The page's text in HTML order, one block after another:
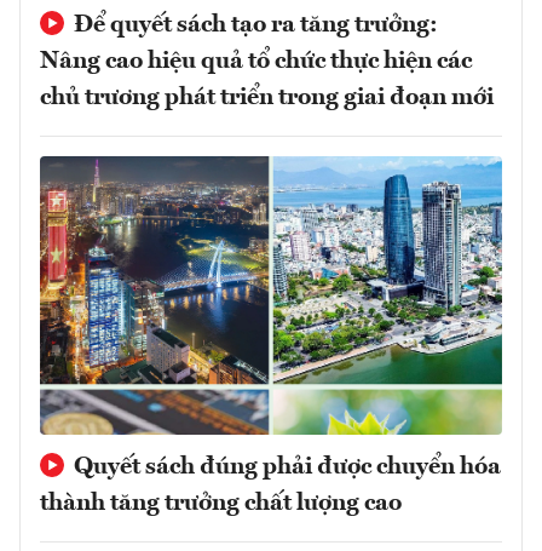
Để quyết sách tạo ra tăng trưởng:
Nâng cao hiệu quả tổ chức thực hiện các
chủ trương phát triển trong giai đoạn mới
Quyết sách đúng phải được chuyển hóa
thành tăng trưởng chất lượng cao